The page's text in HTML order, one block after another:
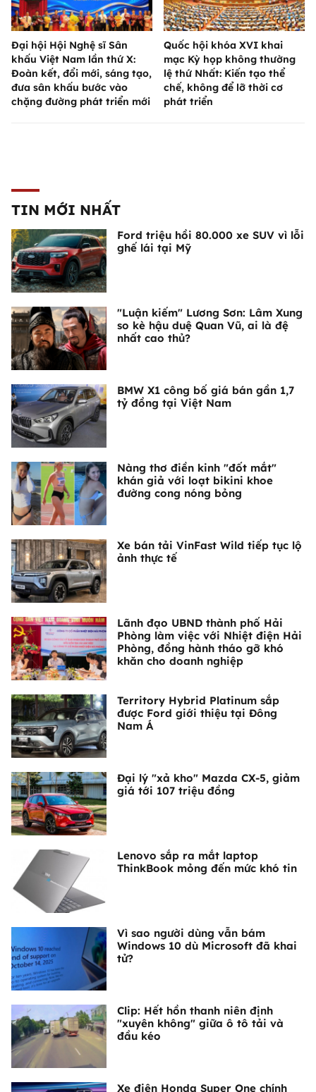
Đại hội Hội Nghệ sĩ Sân
khấu Việt Nam lần thứ X:
Đoàn kết, đổi mới, sáng tạo,
đưa sân khấu bước vào
chặng đường phát triển mới
Quốc hội khóa XVI khai
mạc Kỳ họp không thường
lệ thứ Nhất: Kiến tạo thể
chế, không để lỡ thời cơ
phát triển
TIN MỚI NHẤT
Ford triệu hồi 80.000 xe SUV vì lỗi
ghế lái tại Mỹ
"Luận kiếm" Lương Sơn: Lâm Xung
so kè hậu duệ Quan Vũ, ai là đệ
nhất cao thủ?
BMW X1 công bố giá bán gần 1,7
tỷ đồng tại Việt Nam
Nàng thơ điền kinh "đốt mắt"
khán giả với loạt bikini khoe
đường cong nóng bỏng
Xe bán tải VinFast Wild tiếp tục lộ
ảnh thực tế
Lãnh đạo UBND thành phố Hải
Phòng làm việc với Nhiệt điện Hải
Phòng, đồng hành tháo gỡ khó
khăn cho doanh nghiệp
Territory Hybrid Platinum sắp
được Ford giới thiệu tại Đông
Nam Á
Đại lý "xả kho" Mazda CX-5, giảm
giá tới 107 triệu đồng
Lenovo sắp ra mắt laptop
ThinkBook mỏng đến mức khó tin
Vì sao người dùng vẫn bám
Windows 10 dù Microsoft đã khai
tử?
Clip: Hết hồn thanh niên định
"xuyên không" giữa ô tô tải và
đầu kéo
Xe điện Honda Super One chính